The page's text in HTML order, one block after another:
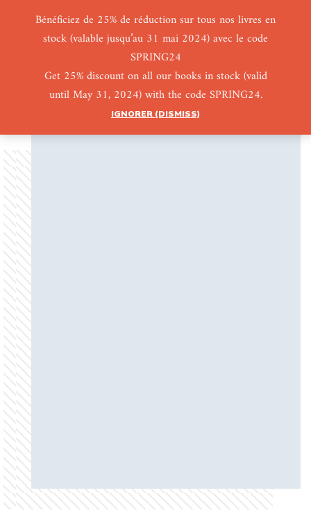
Bénéficiez de 25% de réduction sur tous nos livres en
stock (valable jusqu’au 31 mai 2024) avec le code
SPRING24
Get 25% discount on all our books in stock (valid
until May 31, 2024) with the code SPRING24.
IGNORER (DISMISS)
0 0